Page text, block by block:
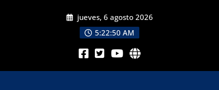
jueves, 6 agosto 2026
5:22:52 AM